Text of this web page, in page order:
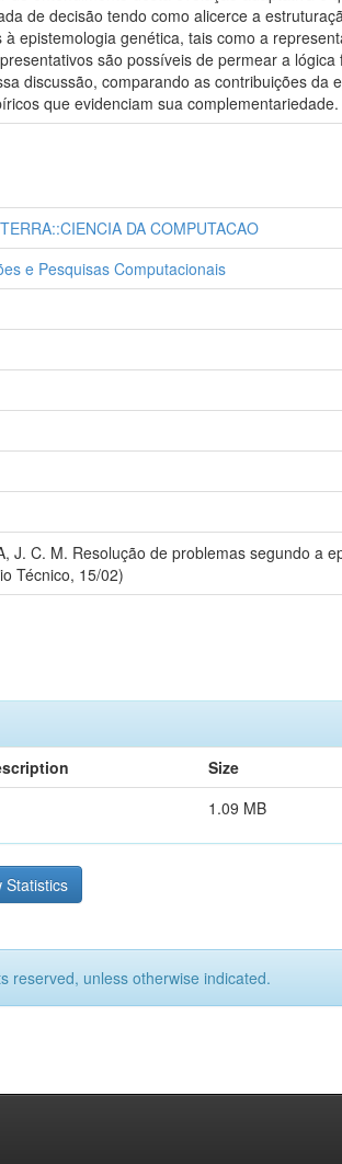
de decisão tendo como alicerce a
epistemologia genética, tais como a
são possíveis de permear a
discussão, comparando as contribuições
que evidenciam sua complementariedade.
DA COMPUTACAO
e Pesquisas Computacionais
J. C. M. Resolução de problemas segundo a
Técnico, 15/02)
Size
1.09 MB
Statistics
reserved, unless otherwise indicated.